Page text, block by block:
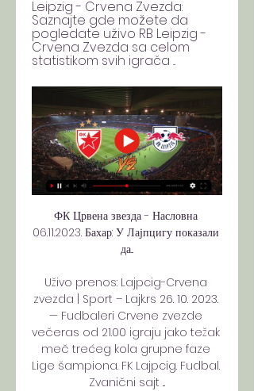
Leipzig - Crvena Zvezda:
Saznajte gde možete da
pogledate uživo RB Leipzig -
Crvena Zvezda sa celom
statistikom svih igrača ...
ФК Црвена звезда - Насловна
06.11.2023. Бахар: У Лајпцигу показали
да...
Uživo prenos: Lajpcig-Crvena
zvezda | Sport – Lajk.rs 26. 10. 2023.
— Fudbaleri Crvene zvezde
večeras od 21.00 igraju jako težak
meč trećeg kola grupne faze
Lige šampiona. FK Lajpcig. Fudbal.
Zvanični sajt ...